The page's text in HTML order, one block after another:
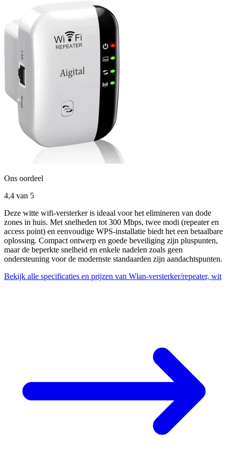
Ons oordeel
4,4 van 5
Deze witte wifi-versterker is ideaal voor het elimineren van dode
zones in huis. Met snelheden tot 300 Mbps, twee modi (repeater en
access point) en eenvoudige WPS-installatie biedt het een betaalbare
oplossing. Compact ontwerp en goede beveiliging zijn pluspunten,
maar de beperkte snelheid en enkele nadelen zoals geen
ondersteuning voor de modernste standaarden zijn aandachtspunten.
Bekijk alle specificaties en prijzen van Wlan-versterker/repeater, wit